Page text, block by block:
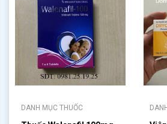
DANH MỤC THUỐC